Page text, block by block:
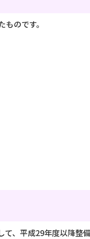
のです。
、平成29年度以降整備